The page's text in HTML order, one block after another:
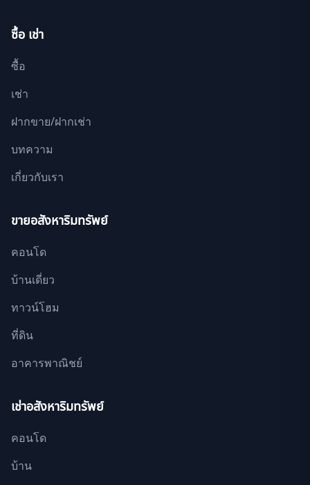
ซื้อ เช่า
ซื้อ
เช่า
ฝากขาย/ฝากเช่า
บทความ
เกี่ยวกับเรา
ขายอสังหาริมทรัพย์
คอนโด
บ้านเดี่ยว
ทาวน์โฮม
ที่ดิน
อาคารพาณิชย์
เช่าอสังหาริมทรัพย์
คอนโด
บ้าน